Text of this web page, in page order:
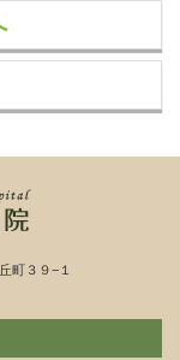
町３９−１